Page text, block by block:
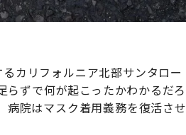
カリフォルニア北部サンタロー
ずで何が起こったかわかるだろ
病院はマスク着用義務を復活させ